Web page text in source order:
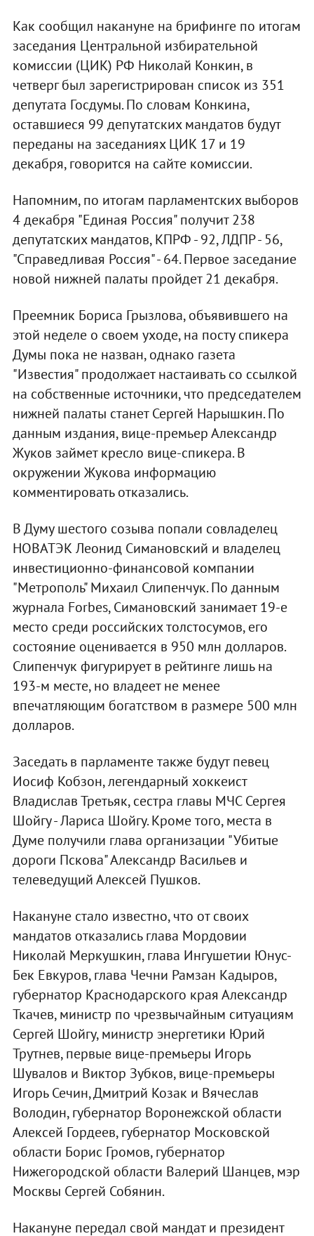
Как сообщил накануне на брифинге по итогам
заседания Центральной избирательной
комиссии (ЦИК) РФ Николай Конкин, в
четверг был зарегистрирован список из 351
депутата Госдумы. По словам Конкина,
оставшиеся 99 депутатских мандатов будут
переданы на заседаниях ЦИК 17 и 19
декабря, говорится на сайте комиссии.
Напомним, по итогам парламентских выборов
4 декабря "Единая Россия" получит 238
депутатских мандатов, КПРФ - 92, ЛДПР - 56,
"Справедливая Россия" - 64. Первое заседание
новой нижней палаты пройдет 21 декабря.
Преемник Бориса Грызлова, объявившего на
этой неделе о своем уходе, на посту спикера
Думы пока не назван, однако газета
"Известия" продолжает настаивать со ссылкой
на собственные источники, что председателем
нижней палаты станет Сергей Нарышкин. По
данным издания, вице-премьер Александр
Жуков займет кресло вице-спикера. В
окружении Жукова информацию
комментировать отказались.
В Думу шестого созыва попали совладелец
НОВАТЭК Леонид Симановский и владелец
инвестиционно-финансовой компании
"Метрополь" Михаил Слипенчук. По данным
журнала Forbes, Симановский занимает 19-е
место среди российских толстосумов, его
состояние оценивается в 950 млн долларов.
Слипенчук фигурирует в рейтинге лишь на
193-м месте, но владеет не менее
впечатляющим богатством в размере 500 млн
долларов.
Заседать в парламенте также будут певец
Иосиф Кобзон, легендарный хоккеист
Владислав Третьяк, сестра главы МЧС Сергея
Шойгу - Лариса Шойгу. Кроме того, места в
Думе получили глава организации "Убитые
дороги Пскова" Александр Васильев и
телеведущий Алексей Пушков.
Накануне стало известно, что от своих
мандатов отказались глава Мордовии
Николай Меркушкин, глава Ингушетии Юнус-
Бек Евкуров, глава Чечни Рамзан Кадыров,
губернатор Краснодарского края Александр
Ткачев, министр по чрезвычайным ситуациям
Сергей Шойгу, министр энергетики Юрий
Трутнев, первые вице-премьеры Игорь
Шувалов и Виктор Зубков, вице-премьеры
Игорь Сечин, Дмитрий Козак и Вячеслав
Володин, губернатор Воронежской области
Алексей Гордеев, губернатор Московской
области Борис Громов, губернатор
Нижегородской области Валерий Шанцев, мэр
Москвы Сергей Собянин.
Накануне передал свой мандат и президент